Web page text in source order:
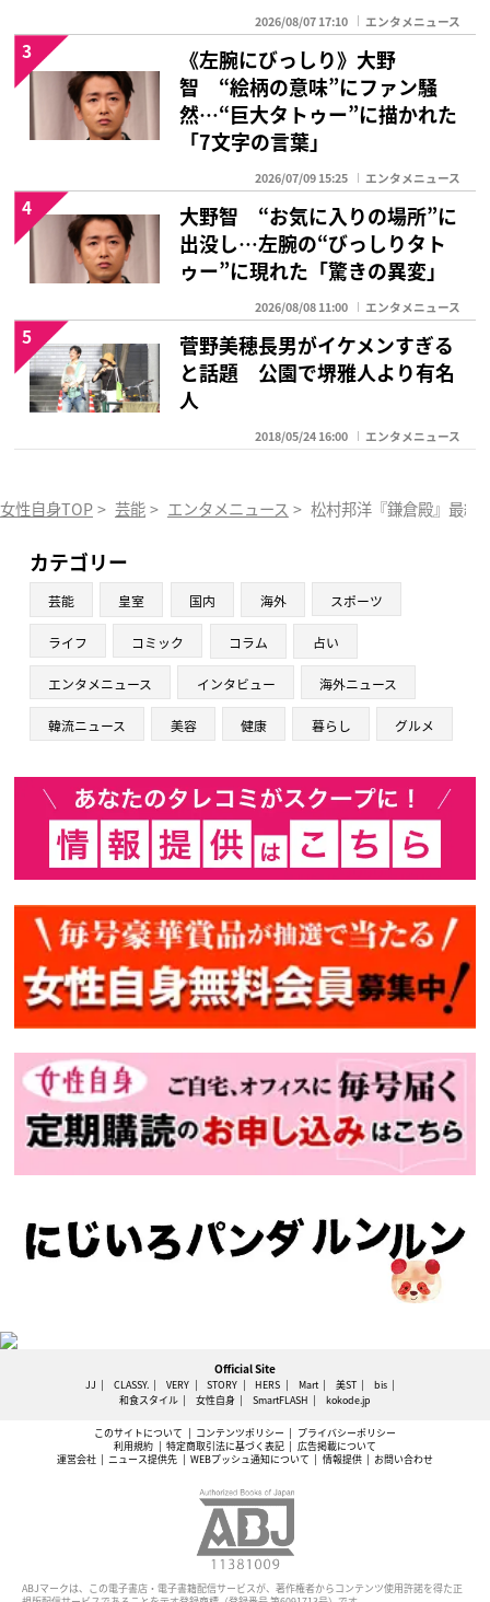
2026/08/07 17:10 エンタメニュース
《左腕にびっしり》大野
智 “絵柄の意味”にファン騒
然…“巨大タトゥー”に描かれた
「7文字の言葉」
2026/07/09 15:25 エンタメニュース
3
大野智 “お気に入りの場所”に
出没し…左腕の“びっしりタト
ゥー”に現れた「驚きの異変」
2026/08/08 11:00 エンタメニュース
4
菅野美穂長男がイケメンすぎる
と話題 公園で堺雅人より有名
人
2018/05/24 16:00 エンタメニュース
5
女性自身TOP > 芸能 > エンタメニュース > 松村邦洋『鎌倉殿』最終
カテゴリー
芸能 皇室 国内 海外 スポーツ
ライフ コミック コラム 占い
エンタメニュース インタビュー 海外ニュース
韓流ニュース 美容 健康 暮らし グルメ
Official Site
JJ CLASSY. VERY STORY HERS Mart 美ST
bis
和食スタイル
女性自身 SmartFLASH kokode.jp
このサイトについて コンテンツポリシー
プライバシーポリシー
利用規約
特定商取引法に基づく表記
広告掲載について
運営会社
ニュース提供先 WEBプッシュ通知について 情報提供 お問い合わせ
ABJマークは、この電子書店・電子書籍配信サービスが、著作権者からコンテンツ使用許諾を得た正